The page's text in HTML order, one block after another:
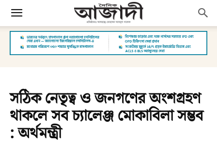
সঠিক নেতৃত্ব ও জনগণের অংশগ্রহণ
থাকলে সব চ্যালেঞ্জ মোকাবিলা সম্ভব
: অর্থমন্ত্রী